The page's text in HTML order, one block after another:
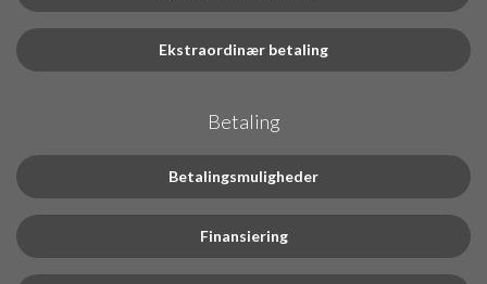
Ekstraordinær betaling
Betaling
Betalingsmuligheder
Finansiering